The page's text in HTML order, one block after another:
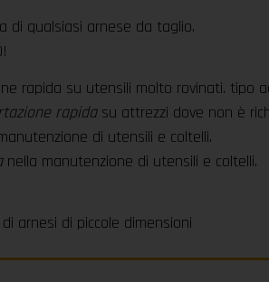
di qualsiasi arnese da taglio.
rapida su utensili molto rovinati. tipo
rapidasu attrezzi dove non è
di utensili e coltelli.
nella manutenzione di utensili e coltelli.
arnesi di piccole dimensioni